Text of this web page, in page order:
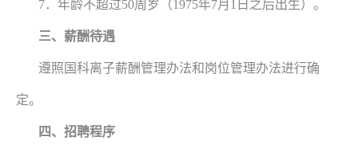
7．年龄不超过50周岁（1975年7月1日之后出生）。
三、薪酬待遇
遵照国科离子薪酬管理办法和岗位管理办法进行确
定。
四、招聘程序